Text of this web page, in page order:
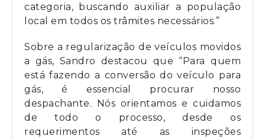
categoria, buscando auxiliar a população
local em todos os trâmites necessários.”
Sobre a regularização de veículos movidos
a gás, Sandro destacou que “Para quem
está fazendo a conversão do veículo para
gás, é essencial procurar nosso
despachante. Nós orientamos e cuidamos
de todo o processo, desde os
requerimentos até as inspeções